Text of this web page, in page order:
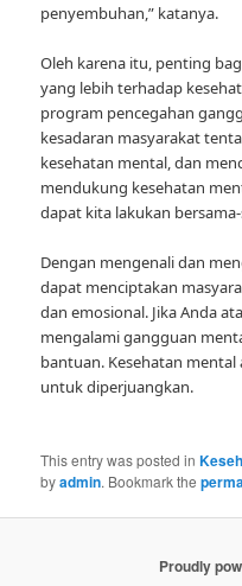
penyembuhan,” katanya.
Oleh karena itu, penting
yang lebih terhadap
program pencegahan
kesadaran masyarakat
kesehatan mental, dan
mendukung kesehatan
dapat kita lakukan
Dengan mengenali dan
dapat menciptakan
dan emosional. Jika Anda
mengalami gangguan
bantuan. Kesehatan
untuk diperjuangkan.
This entry was posted in
byadmin. Bookmark the
Proudly